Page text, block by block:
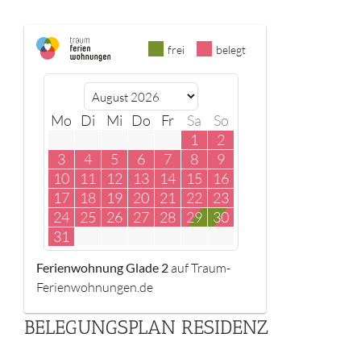
frei belegt
Mo Di Mi Do Fr Sa
So
1
2
3
4 5 6 7 8
9
10
11 12 13 14 15
16
17
18 19 20 21 22
23
24
25 26 27 28 29
30
31
Ferienwohnung Glade 2 auf Traum-
Ferienwohnungen.de
BELEGUNGSPLAN RESIDENZ